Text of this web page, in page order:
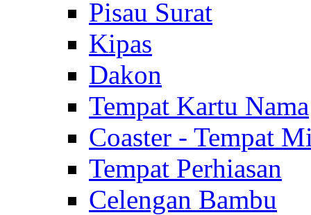
Pisau Surat
Kipas
Dakon
Tempat Kartu Nama
Coaster - Tempat
Tempat Perhiasan
Celengan Bambu